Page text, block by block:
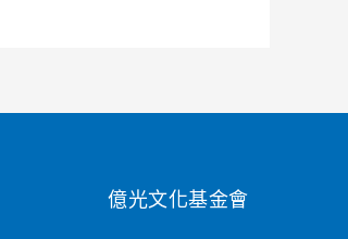
億光文化基金會